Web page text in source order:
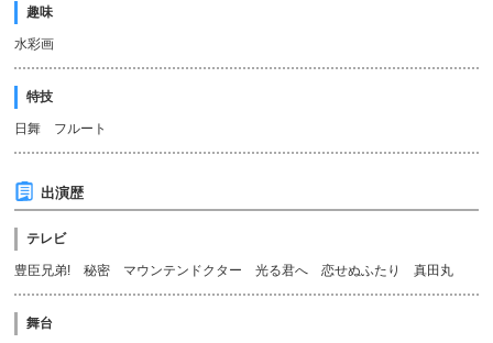
趣味
水彩画
特技
日舞 フルート
出演歴
テレビ
豊臣兄弟! 秘密 マウンテンドクター 光る君へ 恋せぬふたり 真田丸
舞台